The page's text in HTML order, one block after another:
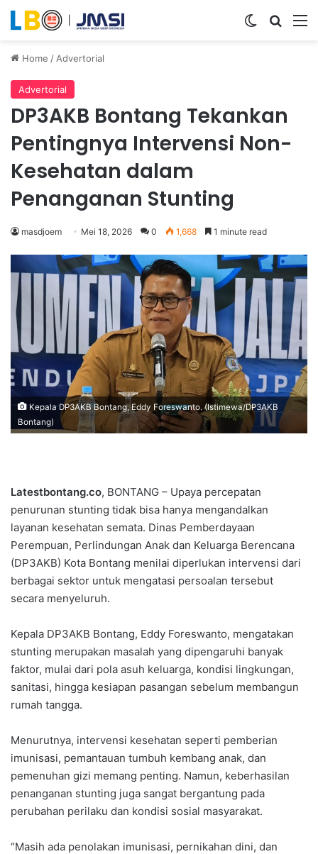
Switch skin
Home / Advertorial
Advertorial
DP3AKB Bontang Tekankan
Pentingnya Intervensi Non-
Kesehatan dalam
Penanganan Stunting
masdjoem Mei 18, 2026 0 1,668 1 minute read
Kepala DP3AKB Bontang, Eddy Foreswanto. (Istimewa/DP3AKB
Bontang)
Latestbontang.co, BONTANG – Upaya percepatan
penurunan stunting tidak bisa hanya mengandalkan
layanan kesehatan semata. Dinas Pemberdayaan
Perempuan, Perlindungan Anak dan Keluarga Berencana
(DP3AKB) Kota Bontang menilai diperlukan intervensi dari
berbagai sektor untuk mengatasi persoalan tersebut
secara menyeluruh.
Kepala DP3AKB Bontang, Eddy Foreswanto, mengatakan
stunting merupakan masalah yang dipengaruhi banyak
faktor, mulai dari pola asuh keluarga, kondisi lingkungan,
sanitasi, hingga kesiapan pasangan sebelum membangun
rumah tangga.
Menurutnya, intervensi kesehatan seperti pemberian
imunisasi, pemantauan tumbuh kembang anak, dan
pemenuhan gizi memang penting. Namun, keberhasilan
penanganan stunting juga sangat bergantung pada
perubahan perilaku dan kondisi sosial masyarakat.
“Masih ada penolakan imunisasi, pernikahan dini, dan